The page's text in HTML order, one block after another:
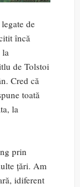
de
încă
de Tolstoi
Cred că
toată
la
prin
țări. Am
idiferent